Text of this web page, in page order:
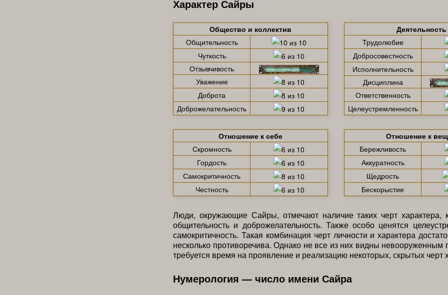
Характер Сайры
Общество и коллектив
Общительность
Чуткость
Отзывчивость
Уважение
Доброта
Доброжелательность
Деятельность
Трудолюбие
Добросовестность
Исполнительность
Дисциплина
Ответственность
Целеустремленность
Отношение к себе
Скромность
Гордость
Самокритичность
Честность
Отношение к
Бережливость
Аккуратность
Щедрость
Бескорыстие
Люди, окружающие Сайры, отмечают наличие таких черт характера,
общительность и доброжелательность. Также особо ценятся
самокритичность. Такая комбинация черт личности и характера
несколько противоречива. Однако не все из них видны невооруженным
требуется время на проявление и реализацию некоторых, скрытых черт
Нумерология — число имени Сайра